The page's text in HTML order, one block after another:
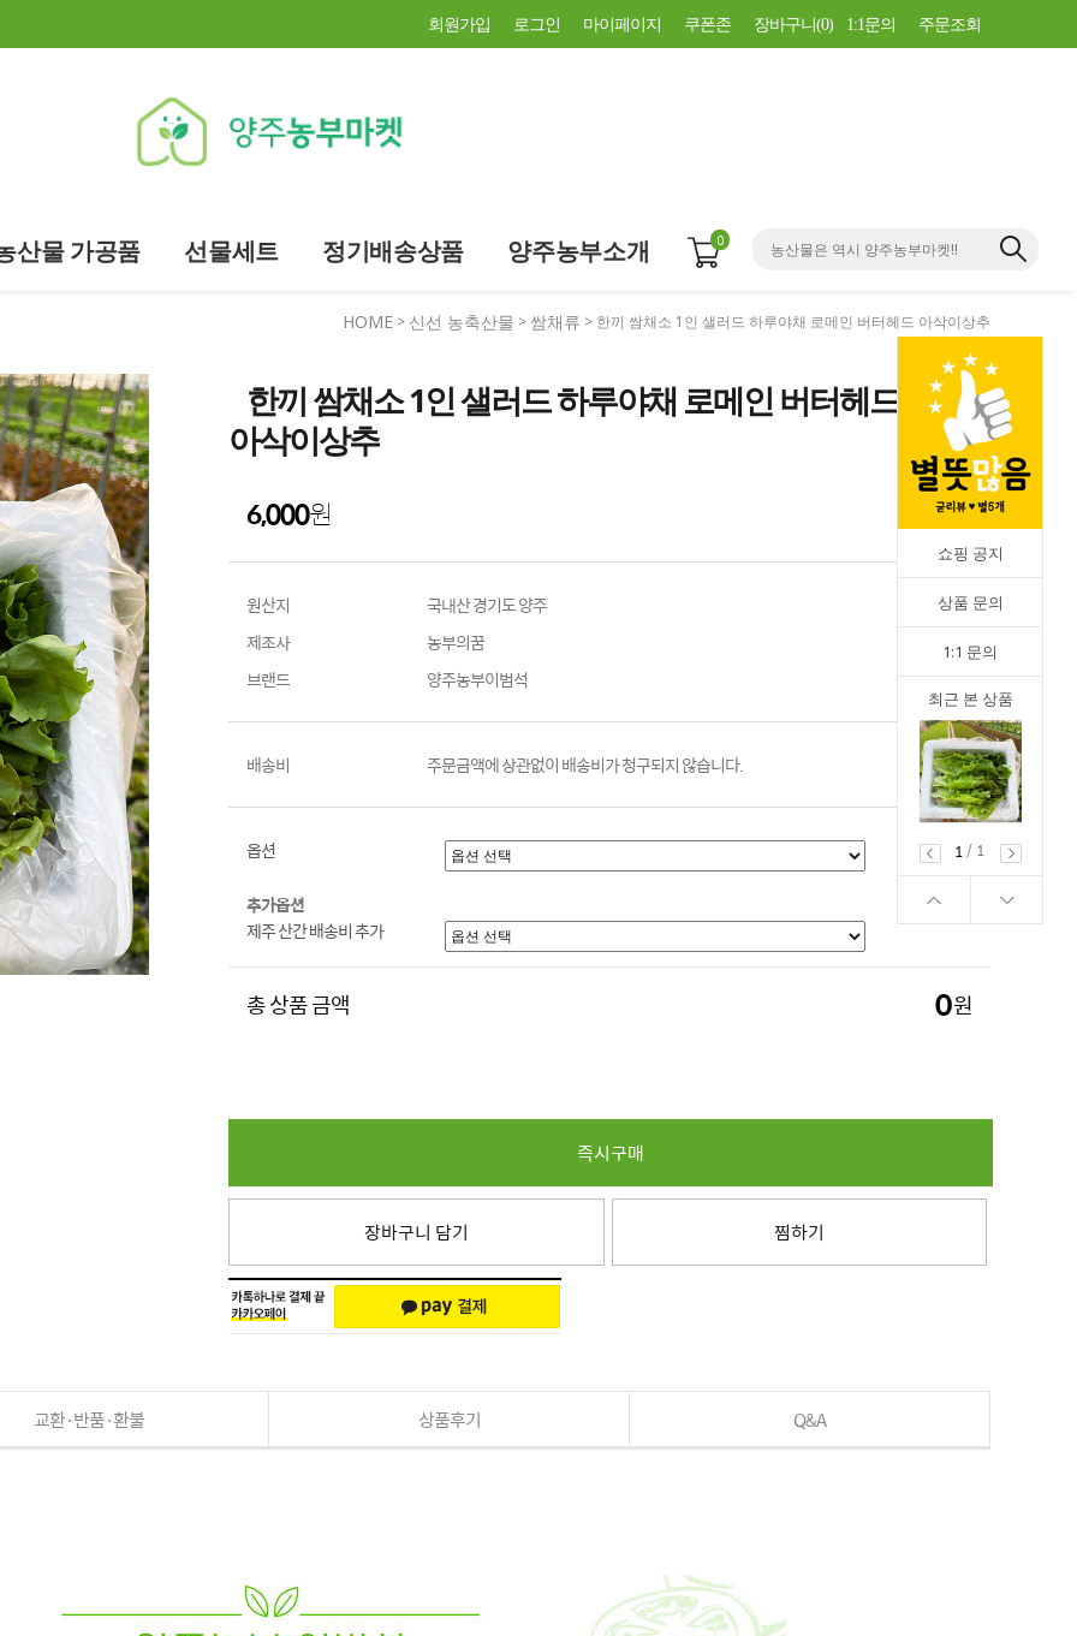
회원가입 로그인 마이페이지 쿠폰존 장바구니(0) 1:1문의 주문조회
산물 가공품 선물세트 정기배송상품 양주농부소개 0
쇼핑 공지
상품 문의
1:1 문의
최근 본 상품
1
/ 1
HOME > 신선 농축산물 > 쌈채류 > 한끼 쌈채소 1인 샐러드 하루야채 로메인 버터헤드 아삭이상추
한끼 쌈채소 1인 샐러드 하루야채 로메인 버터헤드
아삭이상추
6,000원
원산지
국내산 경기도 양주
제조사
농부의꿈
브랜드
양주농부이범석
배송비 주문금액에 상관없이 배송비가 청구되지 않습니다.
옵션
추가옵션
제주 산간 배송비 추가
총 상품 금액 0원
즉시구매
장바구니 담기 찜하기
교환·반품·환불 상품후기 Q&A